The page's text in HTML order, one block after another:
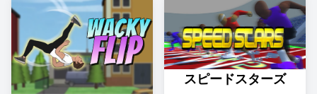
スピードスターズ